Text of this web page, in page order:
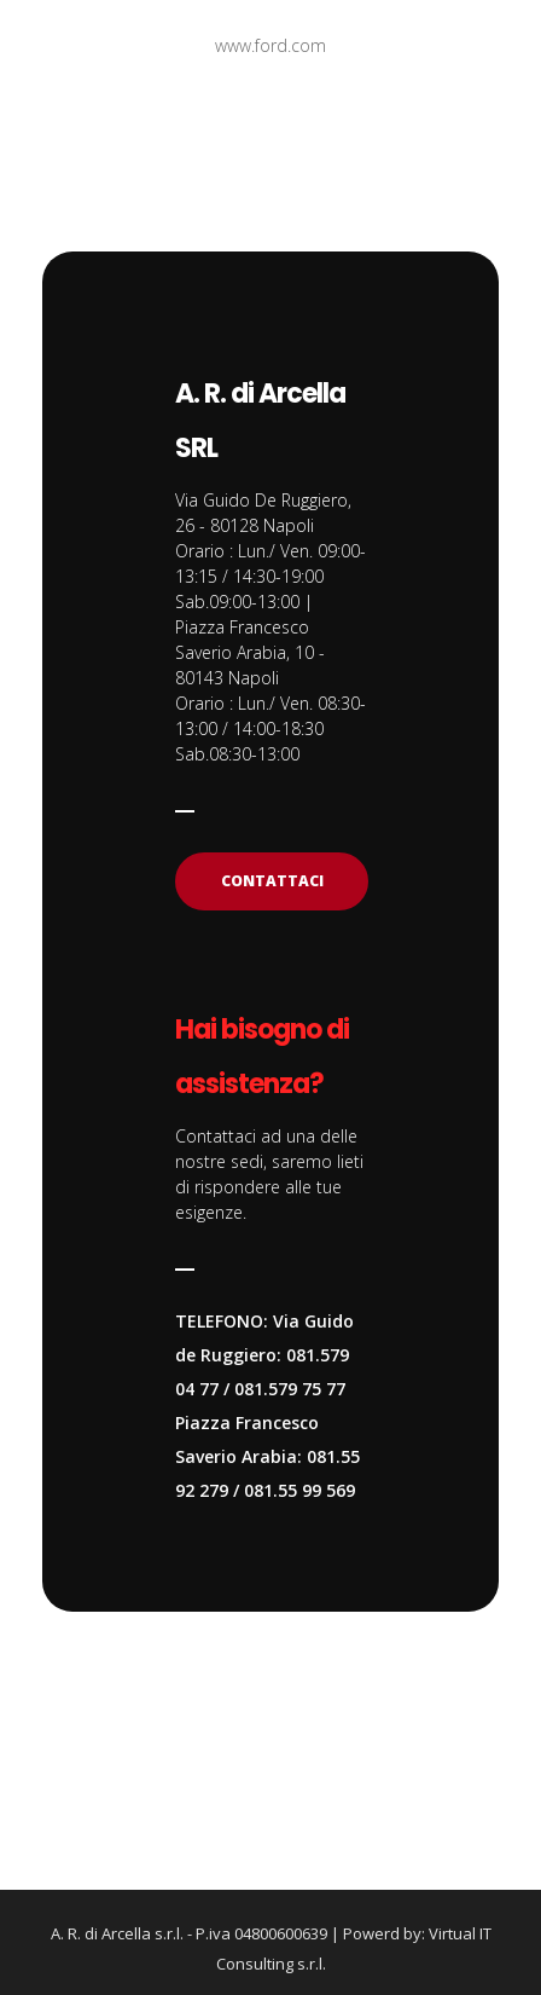
www.ford.com
A. R. di Arcella
SRL
Via Guido De Ruggiero,
26 - 80128 Napoli
Orario : Lun./ Ven. 09:00-
13:15 / 14:30-19:00
Sab.09:00-13:00 |
Piazza Francesco
Saverio Arabia, 10 -
80143 Napoli
Orario : Lun./ Ven. 08:30-
13:00 / 14:00-18:30
Sab.08:30-13:00
CONTATTACI
Hai bisogno di
assistenza?
Contattaci ad una delle
nostre sedi, saremo lieti
di rispondere alle tue
esigenze.
TELEFONO: Via Guido
de Ruggiero: 081.579
04 77 / 081.579 75 77
Piazza Francesco
Saverio Arabia: 081.55
92 279 / 081.55 99 569
A. R. di Arcella s.r.l. - P.iva 04800600639 | Powerd by: Virtual IT
Consulting s.r.l.